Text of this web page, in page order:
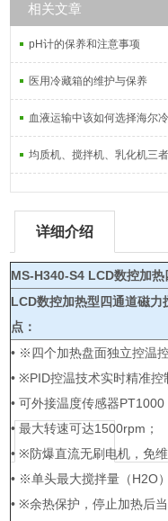
相关文章
pH计的保养和注意事项
医用冷藏箱的维护与保养
血液运输中该如何选择海尔
均质机、搅拌机、乳化机三
详细介绍
MS-H340-S4 LCD数控加
LCD数控加热型四通道磁力
点：
• ※四个加热盘面独立控温
• ※PID控温技术实时精准
• 可外接温度传感器
• 最大转速可达1500rpm；
• ※防爆直流无刷电机，免
• ※单头最大搅拌量（H2O
• ※余热保护，停止加热后